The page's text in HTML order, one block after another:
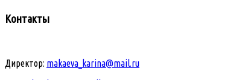
Контакты
Директор: makaeva_karina@mail.ru